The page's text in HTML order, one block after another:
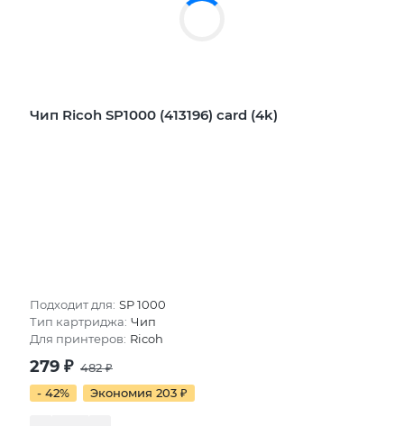
Чип Ricoh SP1000 (413196) card (4k)
Подходит для: SP 1000
Тип картриджа: Чип
Для принтеров: Ricoh
279 ₽ 482₽
- 42%
Экономия 203 ₽